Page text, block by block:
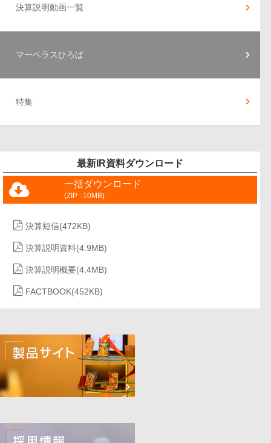
決算説明動画一覧
マーベラスひろば
特集
最新IR資料ダウンロード
一括ダウンロード
(ZIP : 10MB)
決算短信(472KB)
決算説明資料(4.9MB)
決算説明概要(4.4MB)
FACTBOOK(452KB)